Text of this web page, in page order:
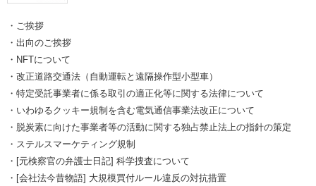
・ご挨拶
・出向のご挨拶
・NFTについて
・改正道路交通法（自動運転と遠隔操作型小型車）
・特定受託事業者に係る取引の適正化等に関する法律について
・いわゆるクッキー規制を含む電気通信事業法改正について
・脱炭素に向けた事業者等の活動に関する独占禁止法上の指針の策定
・ステルスマーケティング規制
・[元検察官の弁護士日記] 科学捜査について
・[会社法今昔物語] 大規模買付ルール違反の対抗措置